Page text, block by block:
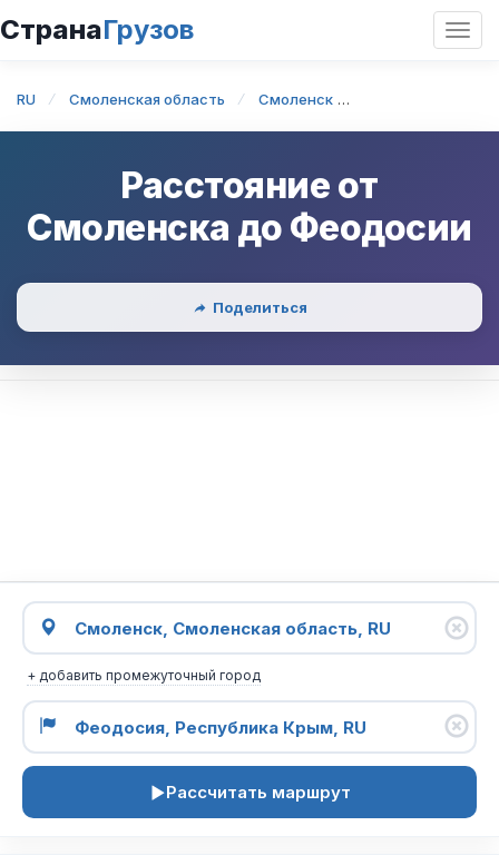
СтранаГрузов
RU Смоленская область Смоленск
Расстояние от
Смоленска до Феодосии
Поделиться
+ добавить промежуточный город
Рассчитать маршрут